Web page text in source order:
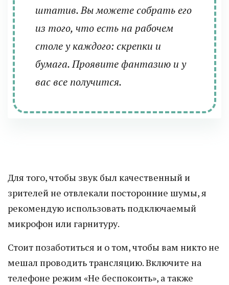
штатив. Вы можете собрать его
из того, что есть на рабочем
столе у каждого: скрепки и
бумага. Проявите фантазию и у
вас все получится.
Для того, чтобы звук был качественный и
зрителей не отвлекали посторонние шумы, я
рекомендую использовать подключаемый
микрофон или гарнитуру.
Стоит позаботиться и о том, чтобы вам никто не
мешал проводить трансляцию. Включите на
телефоне режим «Не беспокоить», а также